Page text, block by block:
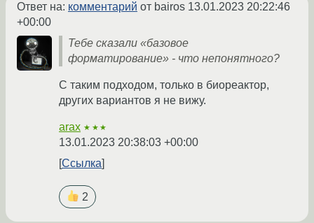
Ответ на: комментарий от bairos 13.01.2023 20:22:46
+00:00
Тебе сказали «базовое
форматирование» - что непонятного?
С таким подходом, только в биореактор,
других вариантов я не вижу.
arax ★★★
13.01.2023 20:38:03 +00:00
Ссылка
2